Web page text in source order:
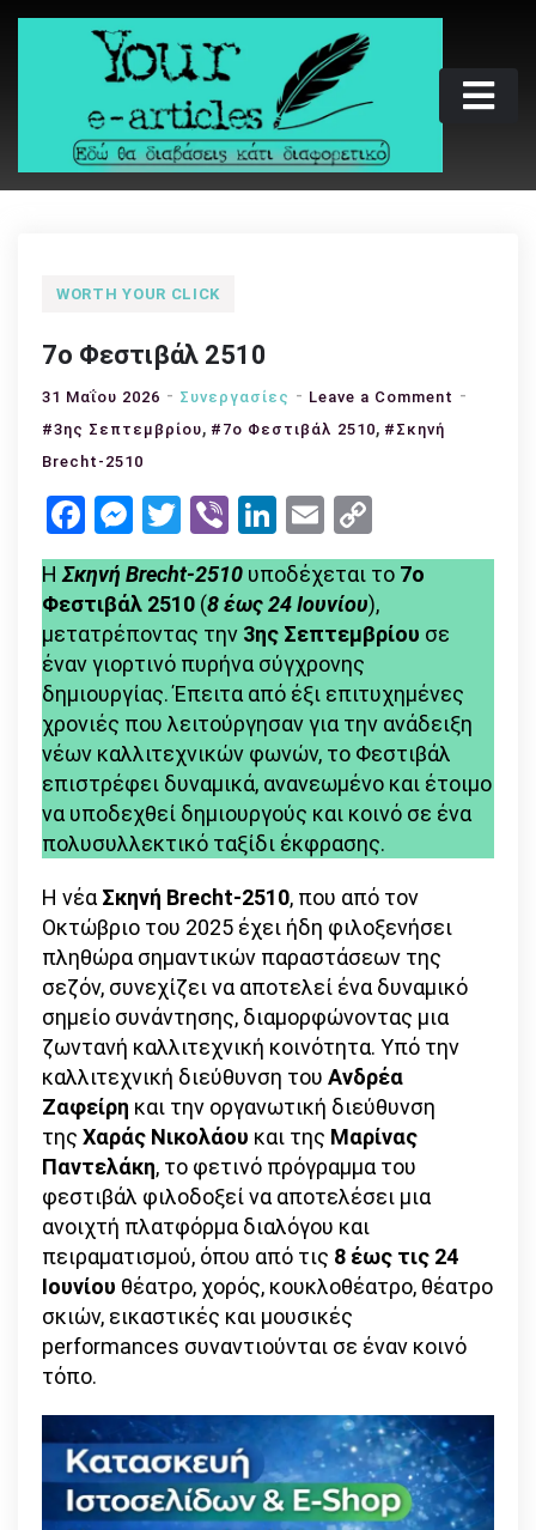
Skip
Your e-articles
Εδώ θα διαβάσεις κάτι διαφορετικό
WORTH YOUR CLICK
7ο Φεστιβάλ 2510
31 Μαΐου 2026 Συνεργασίες Leave a Comment on
#3ης Σεπτεμβρίου, #7ο Φεστιβάλ 2510, #Σκηνή
Brecht-2510
Facebook
Messenger
Twitter
ViberLinkedIn
Email
Link
ΗΣκηνή Brecht-2510 υποδέχεται το 7ο
Φεστιβάλ 2510 (8 έως 24 Ιουνίου),
μετατρέποντας την 3ης Σεπτεμβρίου σε
έναν γιορτινό πυρήνα σύγχρονης
δημιουργίας. Έπειτα από έξι επιτυχημένες
χρονιές που λειτούργησαν για την ανάδειξη
νέων καλλιτεχνικών φωνών, το Φεστιβάλ
επιστρέφει δυναμικά, ανανεωμένο και έτοιμο
να υποδεχθεί δημιουργούς και κοινό σε ένα
πολυσυλλεκτικό ταξίδι έκφρασης.
Η νέαΣκηνή Brecht-2510, που από τον
Οκτώβριο του 2025 έχει ήδη φιλοξενήσει
πληθώρα σημαντικών παραστάσεων της
σεζόν, συνεχίζει να αποτελεί ένα δυναμικό
σημείο συνάντησης, διαμορφώνοντας μια
ζωντανή καλλιτεχνική κοινότητα. Υπό την
καλλιτεχνική διεύθυνση του Ανδρέα
Ζαφείρη και την οργανωτική διεύθυνση
της Χαράς Νικολάου και της Μαρίνας
Παντελάκη, το φετινό πρόγραμμα του
φεστιβάλ φιλοδοξεί να αποτελέσει μια
ανοιχτή πλατφόρμα διαλόγου και
πειραματισμού, όπου από τις 8 έως τις 24
Ιουνίου θέατρο, χορός, κουκλοθέατρο, θέατρο
σκιών, εικαστικές και μουσικές
performances συναντιούνται σε έναν κοινό
τόπο.